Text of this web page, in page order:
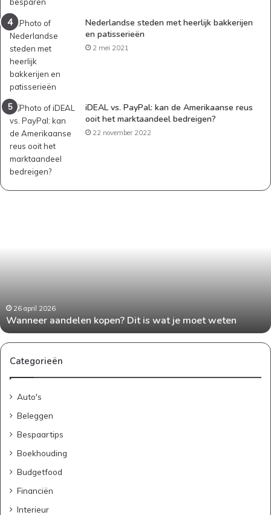
Nederlandse steden met heerlijk bakkerijen
en patisserieën
2 mei 2021
iDEAL vs. PayPal: kan de Amerikaanse reus
ooit het marktaandeel bedreigen?
22 november 2022
werken24 april 2026
Geld besparen als gezin: praktische tips die echt
Categorieën
Auto's
Beleggen
Bespaartips
Boekhouding
Budgetfood
Financiën
Interieur